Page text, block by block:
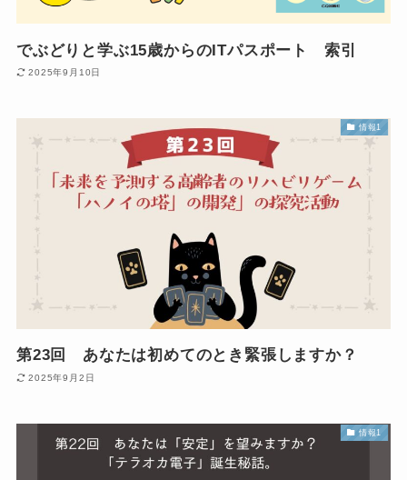
でぶどりと学ぶ15歳からのITパスポート 索引
2025年9月10日
情報1
第23回 あなたは初めてのとき緊張しますか？
2025年9月2日
情報1